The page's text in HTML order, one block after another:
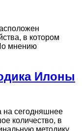
в котором
мнению
Илоны
на сегодняшнее
количество, в
методику